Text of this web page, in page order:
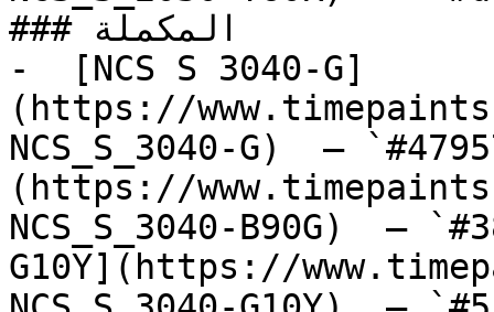
### المكملة
-  [NCS S 3040-G]
(https://
NCS_S_3040-G)  —
(https://
NCS_S_3040-B90G)  —
G10Y](https://